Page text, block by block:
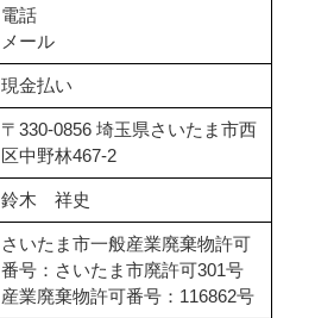
電話
メール
現金払い
〒330-0856 埼玉県さいたま市西
区中野林467-2
鈴木 祥史
さいたま市一般産業廃棄物許可
番号：さいたま市廃許可301号
産業廃棄物許可番号：116862号